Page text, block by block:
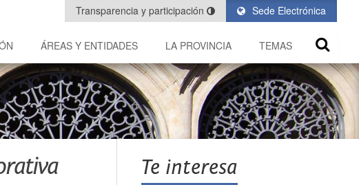
Sede Electrónica
Transparencia y participación
ÁREAS Y ENTIDADES LA PROVINCIA TEMAS
Te interesa